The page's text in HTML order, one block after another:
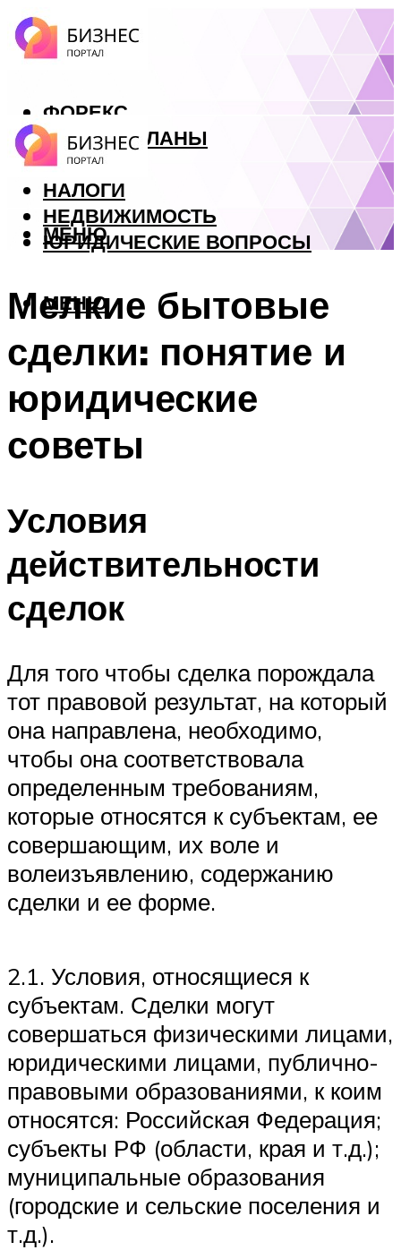
ФОРЕКС
БИЗНЕС ПЛАНЫ
КРЕДИТЫ
НАЛОГИ
НЕДВИЖИМОСТЬ
ЮРИДИЧЕСКИЕ ВОПРОСЫ
МЕНЮ
МЕНЮ
Мелкие бытовые
сделки: понятие и
юридические
советы
Условия
действительности
сделок
Для того чтобы сделка порождала
тот правовой результат, на который
она направлена, необходимо,
чтобы она соответствовала
определенным требованиям,
которые относятся к субъектам, ее
совершающим, их воле и
волеизъявлению, содержанию
сделки и ее форме.
2.1. Условия, относящиеся к
субъектам. Сделки могут
совершаться физическими лицами,
юридическими лицами, публично-
правовыми образованиями, к коим
относятся: Российская Федерация;
субъекты РФ (области, края и т.д.);
муниципальные образования
(городские и сельские поселения и
т.д.).